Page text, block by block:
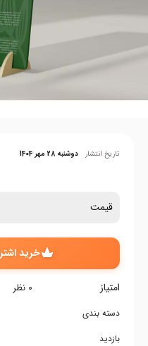
تاریخ انتشار دوشنبه 28 مهر 1404
قیمت
خرید
امتیاز 0 نظر
دسته بندی
بازدید